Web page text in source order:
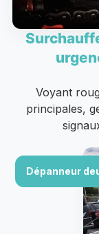
Voyant
principales,
Dépanneur